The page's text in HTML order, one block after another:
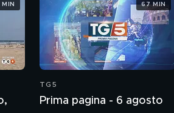
MIN
TG5
Prima pagina - 6 agosto
67 MIN